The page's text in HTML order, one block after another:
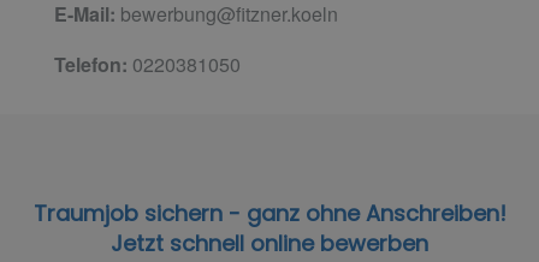
E-Mail: bewerbung@fitzner.koeln
Telefon: 0220381050
Traumjob sichern - ganz ohne Anschreiben!
Jetzt schnell online bewerben